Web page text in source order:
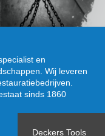
en
Wij leveren
sinds 1860
Deckers Tools